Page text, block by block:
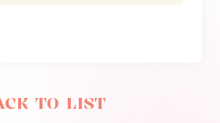
TO LIST